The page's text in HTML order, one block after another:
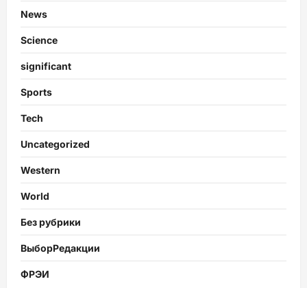
News
Science
significant
Sports
Tech
Uncategorized
Western
World
Без рубрики
ВыборРедакции
ФРЭИ